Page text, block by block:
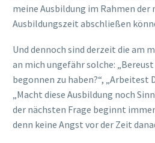
meine Ausbildung im Rahmen der
Ausbildungszeit abschließen
Und dennoch sind derzeit die am
an mich ungefähr solche: „Bereust
begonnen zu haben?“, „Arbeitest
„Macht diese Ausbildung noch
der nächsten Frage beginnt
denn keine Angst vor der Zeit